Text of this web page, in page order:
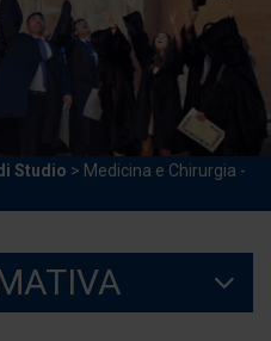
Studio > Medicina e Chirurgia -